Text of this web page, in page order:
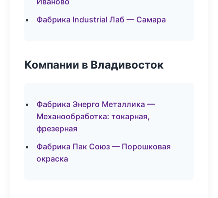
Фабрика Industrial Лаб — Самара
Компании в Владивосток
Фабрика Энерго Металлика —
Механообработка: токарная,
фрезерная
Фабрика Пак Союз — Порошковая
окраска